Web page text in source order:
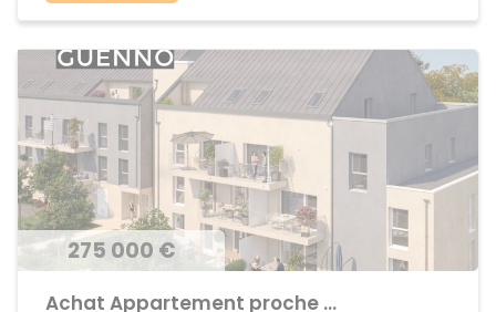
275 000 €
Achat Appartement proche centre ville